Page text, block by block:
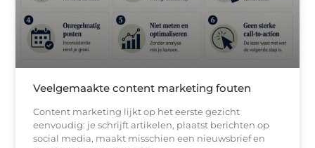
Veelgemaakte content marketing fouten
Content marketing lijkt op het eerste gezicht
eenvoudig: je schrijft artikelen, plaatst berichten op
social media, maakt misschien een nieuwsbrief en